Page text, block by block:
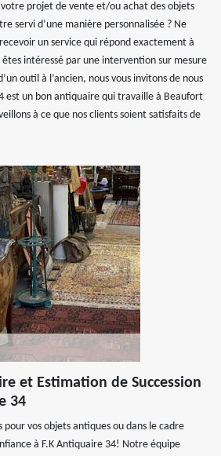
votre projet de vente et/ou achat des objets
servi d’une manière personnalisée ? Ne
un service qui répond exactement à
êtes intéressé par une intervention sur mesure
outil à l’ancien, nous vous invitons de nous
est un bon antiquaire qui travaille à Beaufort
à ce que nos clients soient satisfaits de
et Estimation de Succession
34
vos objets antiques ou dans le cadre
à F.K Antiquaire 34! Notre équipe